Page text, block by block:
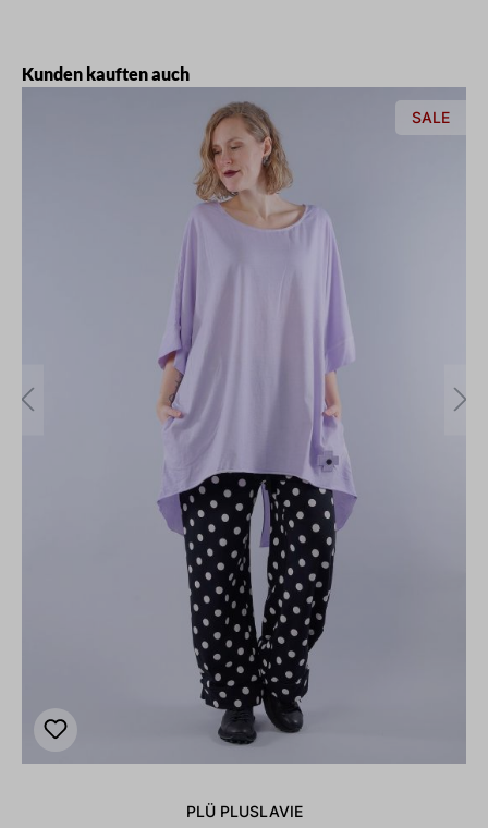
Produktgalerie überspringen
Kunden kauften auch
SALE
PLÜ PLUSLAVIE